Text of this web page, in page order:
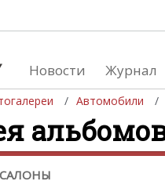
Новости Журнал
Автомобили
Девушки
Девушки и
Девушки и мото